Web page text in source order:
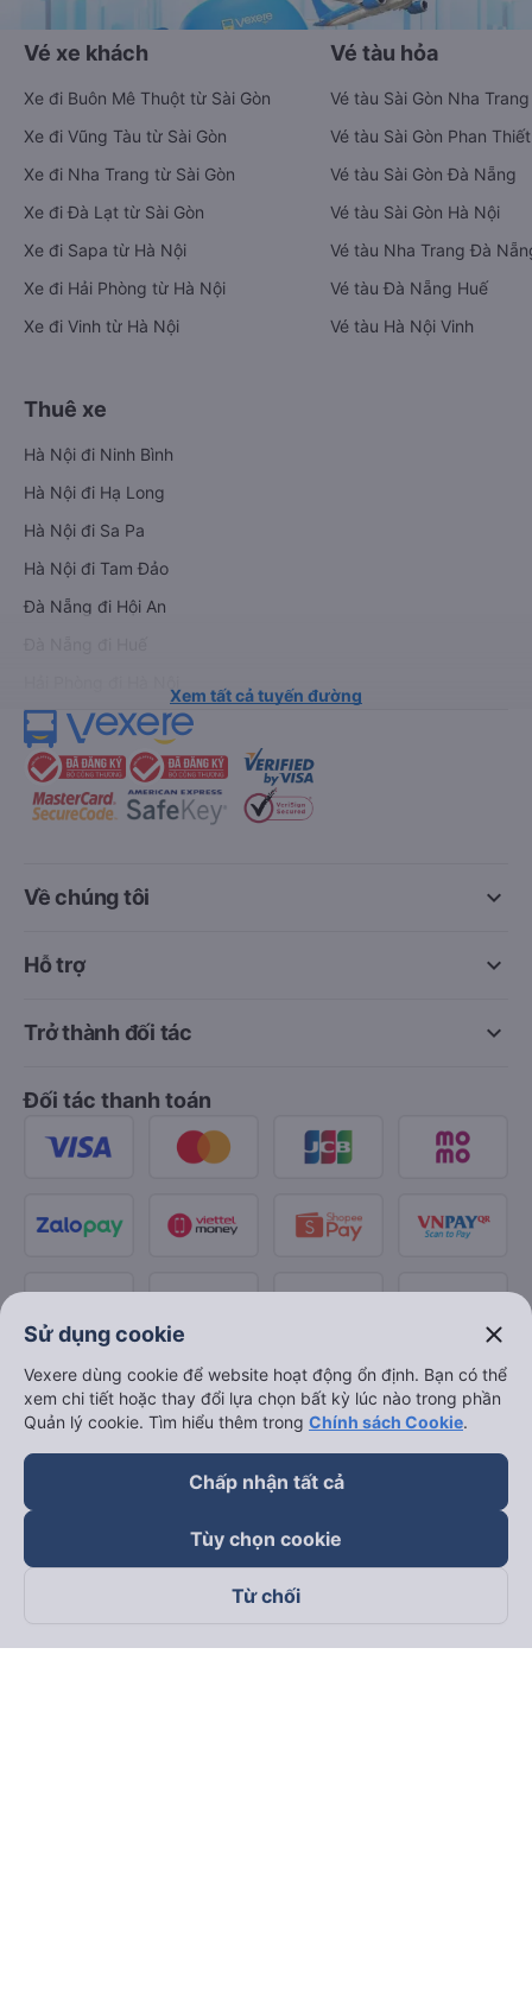
Vé xe khách
Xe đi Buôn Mê Thuột từ Sài Gòn
Xe đi Vũng Tàu từ Sài Gòn
Xe đi Nha Trang từ Sài Gòn
Xe đi Đà Lạt từ Sài Gòn
Xe đi Sapa từ Hà Nội
Xe đi Hải Phòng từ Hà Nội
Xe đi Vinh từ Hà Nội
Vé tàu hỏa
Vé tàu Sài Gòn Nha Trang
Vé tàu Sài Gòn Phan Thiết
Vé tàu Sài Gòn Đà Nẵng
Vé tàu Sài Gòn Hà Nội
Vé tàu Nha Trang Đà
Vé tàu Đà Nẵng Huế
Vé tàu Hà Nội Vinh
Thuê xe
Hà Nội đi Ninh Bình
Hà Nội đi Hạ Long
Hà Nội đi Sa Pa
Hà Nội đi Tam Đảo
Đà Nẵng đi Hội An
Xem tất cả tuyến đường
keyboard_arrow_down
Về chúng tôi
keyboard_arrow_down
Hỗ trợ
keyboard_arrow_down
Trở thành đối tác
Đối tác thanh toán
Theo dõi chúng tôi trên
Sử dụng cookie close
Vexere dùng cookie để website hoạt động ổn định. Bạn có thể
xem chi tiết hoặc thay đổi lựa chọn bất kỳ lúc nào trong phần
Quản lý cookie. Tìm hiểu thêm trong Chính sách Cookie.
Chấp nhận tất cả
Tùy chọn cookie
Từ chối